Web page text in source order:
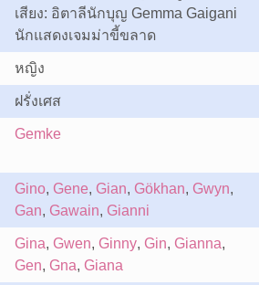
เสียง: อิตาลีนักบุญ Gemma Gaigani
นักแสดงเจมม่าขี้ขลาด
หญิง
ฝรั่งเศส
Gemke
Gino, Gene, Gian, Gökhan, Gwyn,
Gan, Gawain, Gianni
Gina, Gwen, Ginny, Gin, Gianna,
Gen, Gna, Giana